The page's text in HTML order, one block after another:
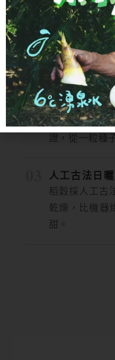
01 不用化肥與
謝宗杰與太太
學肥料與農藥
生長。
02 取得有機驗證
農場依有機規
證，從一粒種
人工古法日曬
稻穀採人工古
乾燥，比機器
甜。